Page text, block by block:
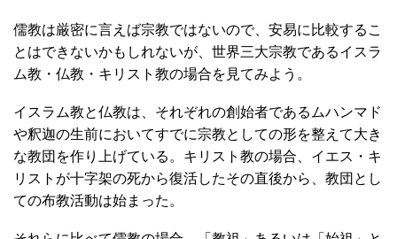
儒教は厳密に言えば宗教ではないので、安易に比較するこ
とはできないかもしれないが、世界三大宗教であるイスラ
ム教・仏教・キリスト教の場合を見てみよう。
イスラム教と仏教は、それぞれの創始者であるムハンマド
や釈迦の生前においてすでに宗教としての形を整えて大き
な教団を作り上げている。キリスト教の場合、イエス・キ
リストが十字架の死から復活したその直後から、教団とし
ての布教活動は始まった。